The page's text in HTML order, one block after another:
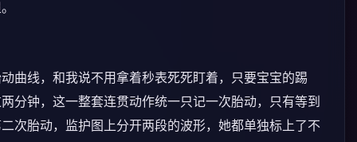
曲线，和我说不用拿着秒表死死盯着，只要宝宝的踢
分钟，这一整套连贯动作统一只记一次胎动，只有等到
次胎动，监护图上分开两段的波形，她都单独标上了不